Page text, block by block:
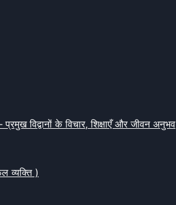
विद्वानों के विचार, शिक्षाएँ और जीवन अनुभव
व्यक्ति )